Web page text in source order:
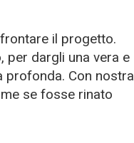
il progetto.
per dargli una vera e
profonda. Con nostra
se fosse rinato